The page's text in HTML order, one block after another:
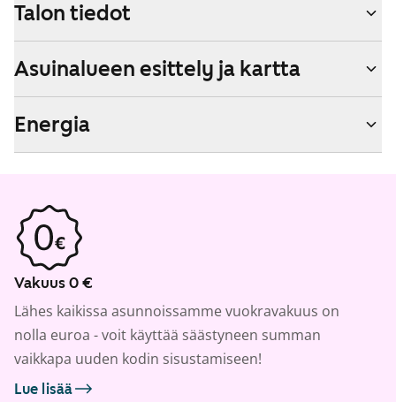
Talon tiedot
Asuinalueen esittely ja kartta
Energia
Vakuus 0 €
Lähes kaikissa asunnoissamme vuokravakuus on
nolla euroa - voit käyttää säästyneen summan
vaikkapa uuden kodin sisustamiseen!
Lue lisää